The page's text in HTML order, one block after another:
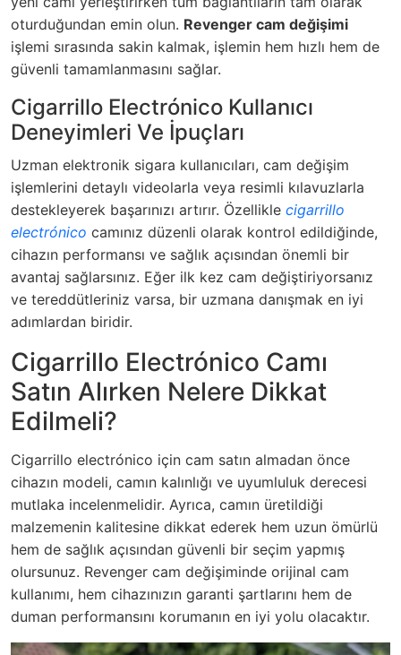
oturduğundan emin olun. Revenger cam değişimi
işlemi sırasında sakin kalmak, işlemin hem hızlı hem de
güvenli tamamlanmasını sağlar.
Cigarrillo Electrónico Kullanıcı
Deneyimleri Ve İpuçları
Uzman elektronik sigara kullanıcıları, cam değişim
işlemlerini detaylı videolarla veya resimli kılavuzlarla
destekleyerek başarınızı artırır. Özellikle cigarrillo
electrónico camınız düzenli olarak kontrol edildiğinde,
cihazın performansı ve sağlık açısından önemli bir
avantaj sağlarsınız. Eğer ilk kez cam değiştiriyorsanız
ve tereddütleriniz varsa, bir uzmana danışmak en iyi
adımlardan biridir.
Cigarrillo Electrónico Camı
Satın Alırken Nelere Dikkat
Edilmeli?
Cigarrillo electrónico için cam satın almadan önce
cihazın modeli, camın kalınlığı ve uyumluluk derecesi
mutlaka incelenmelidir. Ayrıca, camın üretildiği
malzemenin kalitesine dikkat ederek hem uzun ömürlü
hem de sağlık açısından güvenli bir seçim yapmış
olursunuz. Revenger cam değişiminde orijinal cam
kullanımı, hem cihazınızın garanti şartlarını hem de
duman performansını korumanın en iyi yolu olacaktır.